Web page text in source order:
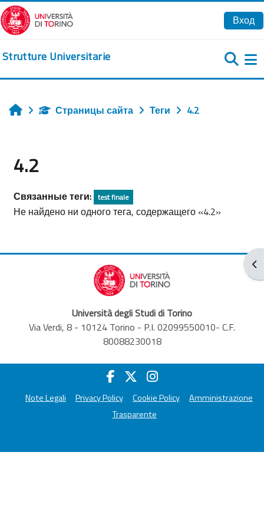
Перейти к основному содержанию
Вход
Strutture Universitarie
ГлавнаяСтраницы сайта Теги 4.2
4.2
Связанные теги: test finale
Не найдено ни одного тега, содержащего «4.2»
Università degli Studi di Torino
Via Verdi, 8 - 10124 Torino - P.I. 02099550010- C.F.
80088230018
Note Legali Privacy Policy Cookie Policy
Amministrazione
Trasparente